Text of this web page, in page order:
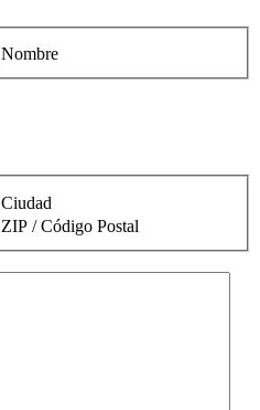
Nombre
Ciudad
ZIP / Código Postal